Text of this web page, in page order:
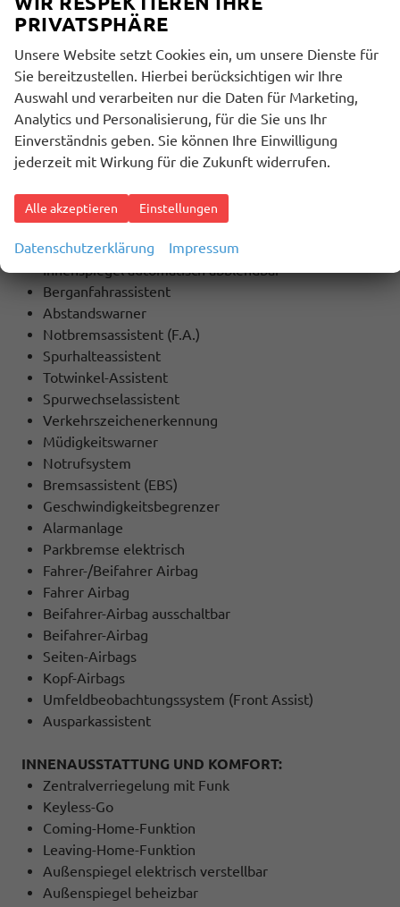
Touchscreen
SICHERHEIT:
ABS
ESP
Stabilitätskontrolle
ASC (Traktionskontrolle)
ASR (Antriebsschlupfregelung)
Start-/Stopp-Automatik
Lichtsensor
Regensensor
Innenspiegel automatisch abblendbar
Berganfahrassistent
Abstandswarner
Notbremsassistent (F.A.)
Spurhalteassistent
Totwinkel-Assistent
Spurwechselassistent
Verkehrszeichenerkennung
Müdigkeitswarner
Notrufsystem
Bremsassistent (EBS)
Geschwindigkeitsbegrenzer
Alarmanlage
Parkbremse elektrisch
Fahrer-/Beifahrer Airbag
Fahrer Airbag
Beifahrer-Airbag ausschaltbar
Beifahrer-Airbag
Seiten-Airbags
Kopf-Airbags
Umfeldbeobachtungssystem (Front Assist)
Ausparkassistent
INNENAUSSTATTUNG UND KOMFORT:
Zentralverriegelung mit Funk
Keyless-Go
Coming-Home-Funktion
Leaving-Home-Funktion
Außenspiegel elektrisch verstellbar
Außenspiegel beheizbar
PRIVATSPHÄRE
Unsere Website setzt Cookies ein, um unsere Dienste für
Sie bereitzustellen. Hierbei berücksichtigen wir Ihre
Auswahl und verarbeiten nur die Daten für Marketing,
Analytics und Personalisierung, für die Sie uns Ihr
Einverständnis geben. Sie können Ihre Einwilligung
jederzeit mit Wirkung für die Zukunft widerrufen.
Alle akzeptieren Einstellungen
Datenschutzerklärung Impressum